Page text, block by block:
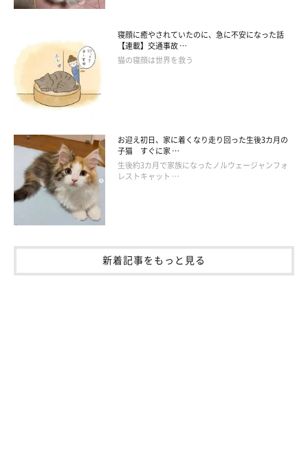
寝顔に癒やされていたのに、急に不安になった話
【連載】交通事故 …
猫の寝顔は世界を救う
お迎え初日、家に着くなり走り回った生後3カ月の
子猫 すぐに家 …
生後約3カ月で家族になったノルウェージャンフォ
レストキャット …
新着記事をもっと見る